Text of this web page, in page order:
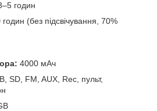
годин
(без підсвічування, 70%
4000 мАч
SD, FM, AUX, Rec, пульт,